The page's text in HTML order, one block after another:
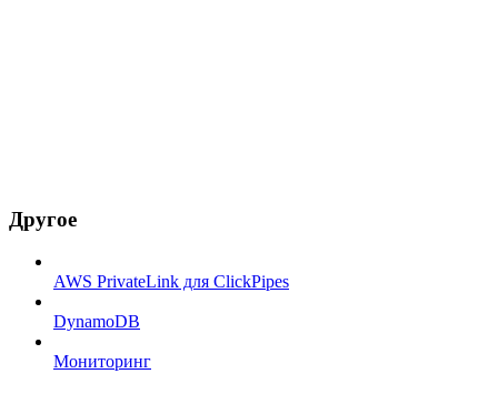
Другое
AWS PrivateLink для ClickPipes
DynamoDB
Мониторинг